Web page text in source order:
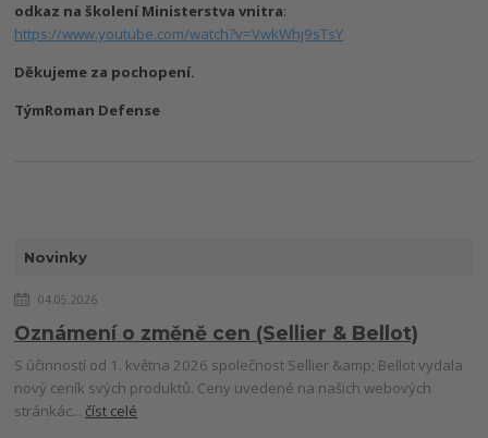
Novinky
04.05.2026
Oznámení o změně cen (Sellier & Bellot)
S účinností od 1. května 2026 společnost Sellier &amp; Bellot vydala
nový ceník svých produktů. Ceny uvedené na našich webových
stránkác... číst celé
odkaz na školení Ministerstva vnitra:
https://www.youtube.com/watch?v=VwkWhj9sTsY
Děkujeme za pochopení.
TýmRoman Defense